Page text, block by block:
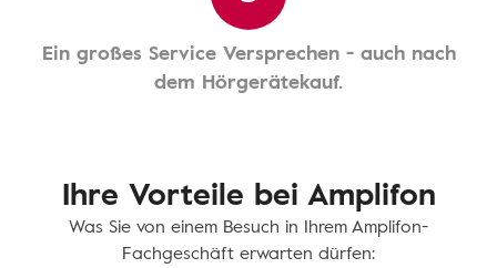
Ein großes Service Versprechen - auch nach
dem Hörgerätekauf.
Ihre Vorteile bei Amplifon
Was Sie von einem Besuch in Ihrem Amplifon-
Fachgeschäft erwarten dürfen: